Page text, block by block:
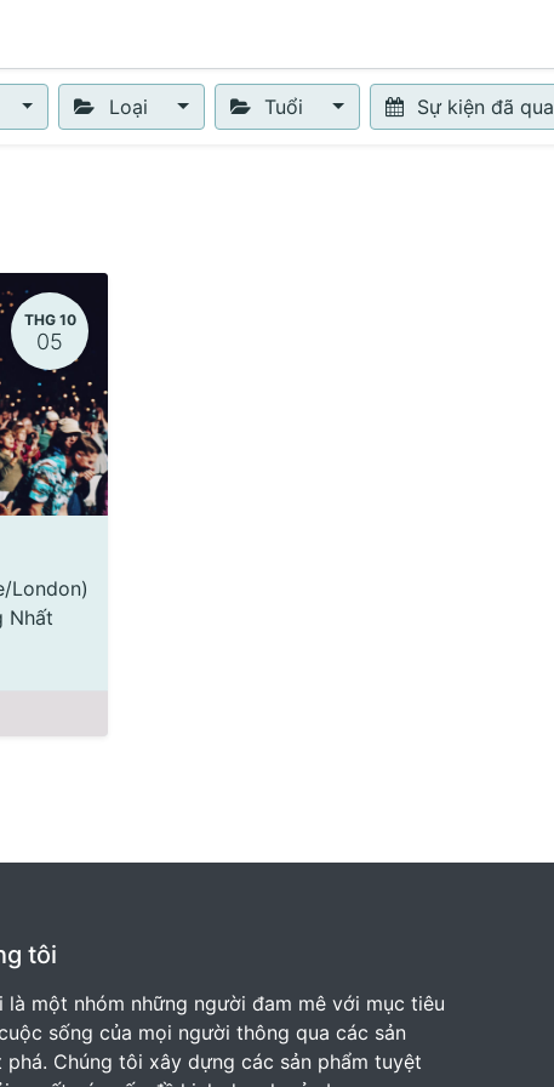
Loại Tuổi Sự kiện đã qua
THG 10
05
London)
Nhất
tôi
là một nhóm những người đam mê với mục tiêu
sống của mọi người thông qua các sản
phá. Chúng tôi xây dựng các sản phẩm tuyệt